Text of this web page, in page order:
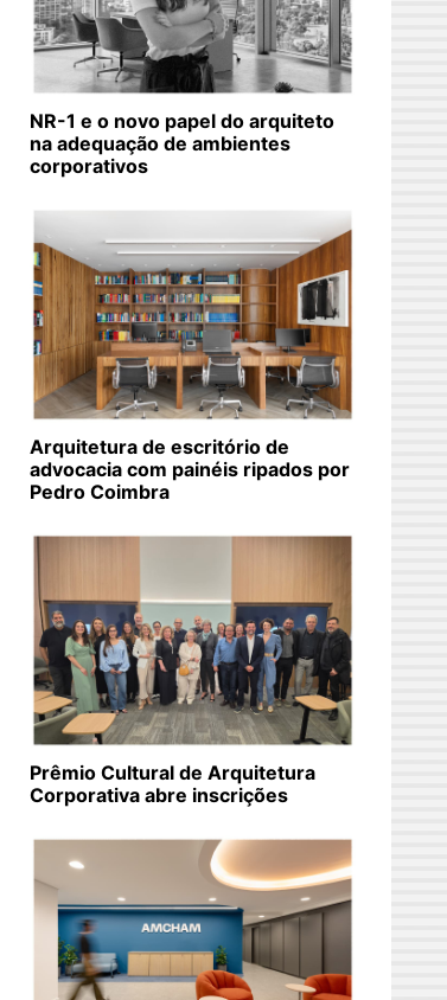
NR-1 e o novo papel do arquiteto
na adequação de ambientes
corporativos
Arquitetura de escritório de
advocacia com painéis ripados por
Pedro Coimbra
Prêmio Cultural de Arquitetura
Corporativa abre inscrições